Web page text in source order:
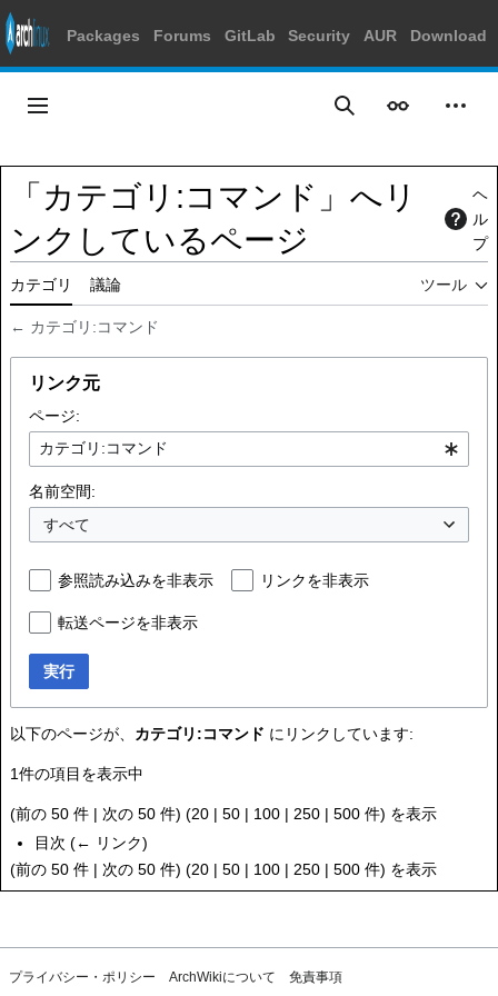
Packages Forums GitLab Security AUR Download
ッ
プ
メインメニュー 検索 表示 個人
「カテゴリ:コマンド」へリ
ンクしているページ
ヘ
ル
プ
カテゴリ 議論 ツール
← カテゴリ:コマンド
リンク元
ページ:
名前空間:
すべて
参照読み込みを非表示 リンクを非表示
転送ページを非表示
実行
以下のページが、 カテゴリ:コマンド にリンクしています:
1件の項目を表示中
(前の 50 件 | 次の 50 件) (20 | 50 | 100 | 250 | 500 件) を表示
目次 (← リンク)
(前の 50 件 | 次の 50 件) (20 | 50 | 100 | 250 | 500 件) を表示
プライバシー・ポリシー ArchWikiについて 免責事項